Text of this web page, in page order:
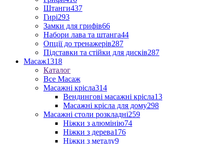
Штанги437
Гирі293
Замки для грифів66
Набори лава та штанга44
Опції до тренажерів287
Підставки та стійки для дисків287
Масаж1318
Каталог
Все Масаж
Масажні крісла314
Вендингові масажні крісла13
Масажні крісла для дому298
Масажні столи розкладні259
Ніжки з алюмінію74
Ніжки з дерева176
Ніжки з металу9